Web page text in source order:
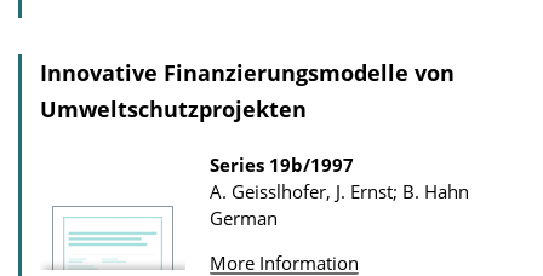
Innovative Finanzierungsmodelle von
Umweltschutzprojekten
Series 19b/1997
A. Geisslhofer, J. Ernst; B. Hahn
German
More Information